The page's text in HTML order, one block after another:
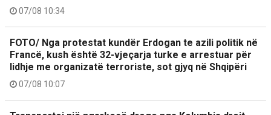
07/08 10:34
FOTO/ Nga protestat kundër Erdogan te azili politik në
Francë, kush është 32-vjeçarja turke e arrestuar për
lidhje me organizatë terroriste, sot gjyq në Shqipëri
07/08 10:07